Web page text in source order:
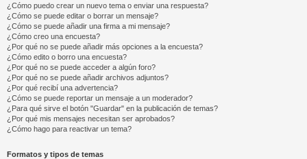
¿Cómo puedo crear un nuevo tema o enviar una respuesta?
¿Cómo se puede editar o borrar un mensaje?
¿Cómo se puede añadir una firma a mi mensaje?
¿Cómo creo una encuesta?
¿Por qué no se puede añadir más opciones a la encuesta?
¿Cómo edito o borro una encuesta?
¿Por qué no se puede acceder a algún foro?
¿Por qué no se puede añadir archivos adjuntos?
¿Por qué recibí una advertencia?
¿Cómo se puede reportar un mensaje a un moderador?
¿Para qué sirve el botón "Guardar" en la publicación de temas?
¿Por qué mis mensajes necesitan ser aprobados?
¿Cómo hago para reactivar un tema?
Formatos y tipos de temas